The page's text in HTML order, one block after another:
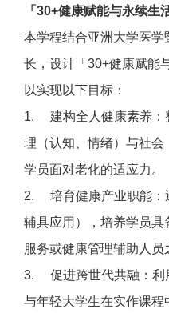
「30+健康赋能与永续生
本学程结合亚洲大学医
长，设计「30+健康赋能
以实现以下目标：
1. 建构全人健康素养：
理（认知、情绪）与社
学员面对老化的适应力。
2. 培育健康产业职能：
辅具应用），培养学员
服务或健康管理辅助人员
3. 促进跨世代共融： 利
与年轻大学生在实作课